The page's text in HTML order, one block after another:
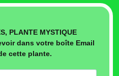
PLANTE MYSTIQUE
dans votre boîte Email
cette plante.